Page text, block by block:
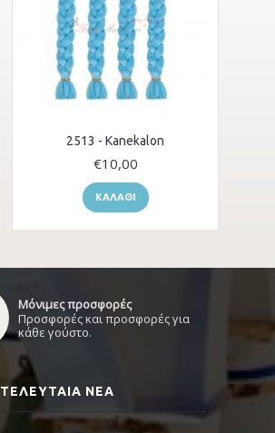
2513 - Kanekalon
€10,00
ΚΑΛΆΘΙ
Μόνιμες προσφορές
Προσφορές και προσφορές για
κάθε γούστο.
ΤΕΛΕΥΤΑΊΑ ΝΈΑ